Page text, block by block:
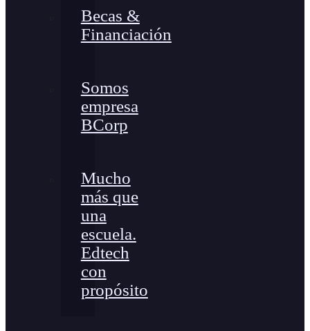
Becas &
Financiación
Somos
empresa
BCorp
Mucho
más que
una
escuela.
Edtech
con
propósito